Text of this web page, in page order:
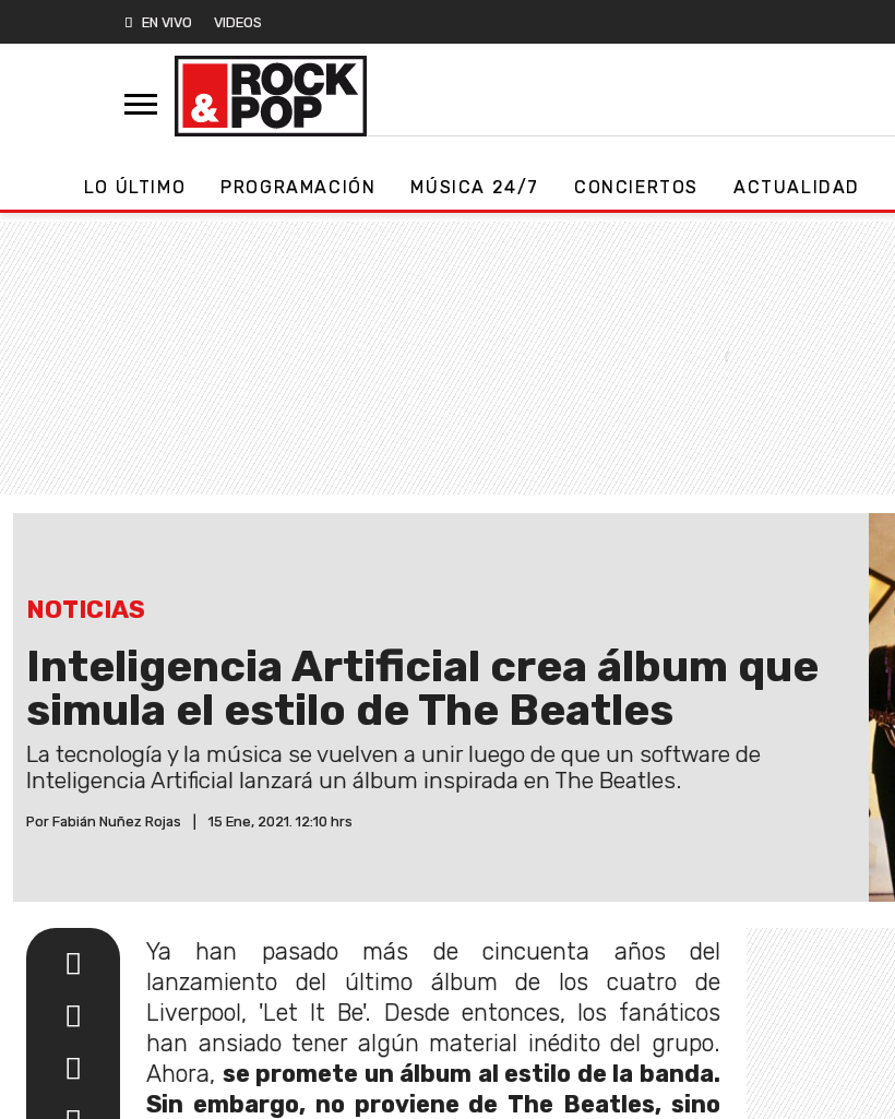
EN VIVO VIDEOS
LO ÚLTIMO PROGRAMACIÓN MÚSICA 24/7 CONCIERTOS ACTUALIDAD
NOTICIAS
Inteligencia Artificial crea álbum que
simula el estilo de The Beatles
La tecnología y la música se vuelven a unir luego de que un software de
Inteligencia Artificial lanzará un álbum inspirada en The Beatles.
Por Fabián Nuñez Rojas 15 Ene, 2021. 12:10 hrs
Ya han pasado más de cincuenta años del
lanzamiento del último álbum de los cuatro de
Liverpool, 'Let It Be'. Desde entonces, los fanáticos
han ansiado tener algún material inédito del grupo.
Ahora, se promete un álbum al estilo de la banda.
Sin embargo, no proviene de The Beatles, sino